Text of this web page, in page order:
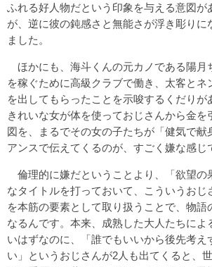
ふれる好人物だという印象を与える意図が
が、逆に彼の鈍感さと無能さが浮き彫りに
ました。
ほかにも、海斗くんの元カノである陽月
を稼ぐために高級クラブで働き、太客とネ
を出してもらったことを示唆するくだりが
きれいな女が体を使っておじさんから金を
図を、まるでその女の子たちが「健気で献
アンスで伝えてくるのが、すごく嫌な感じ
倫理的に嫌だということより、「欲望の
なタイトルを打っておいて、こういうおじ
を本筋の要素として取り扱うことで、物語
なるんです。本来、成熟した大人たちによ
いはずなのに、「誰でもいいから後先考え
い」というおじさんが2人も出てくると、